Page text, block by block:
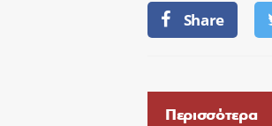
Share
Περισσότερα